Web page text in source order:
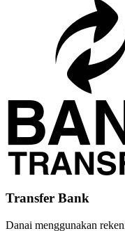
Transfer Bank
Danai menggunakan